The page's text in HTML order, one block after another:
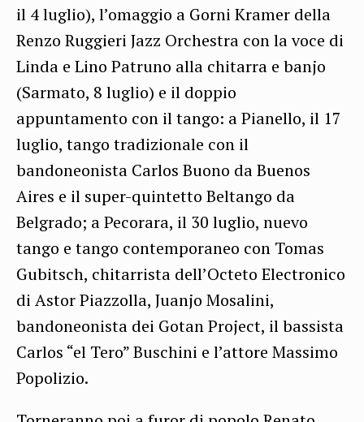
il 4 luglio), l’omaggio a Gorni Kramer della
Renzo Ruggieri Jazz Orchestra con la voce di
Linda e Lino Patruno alla chitarra e banjo
(Sarmato, 8 luglio) e il doppio
appuntamento con il tango: a Pianello, il 17
luglio, tango tradizionale con il
bandoneonista Carlos Buono da Buenos
Aires e il super-quintetto Beltango da
Belgrado; a Pecorara, il 30 luglio, nuevo
tango e tango contemporaneo con Tomas
Gubitsch, chitarrista dell’Octeto Electronico
di Astor Piazzolla, Juanjo Mosalini,
bandoneonista dei Gotan Project, il bassista
Carlos “el Tero” Buschini e l’attore Massimo
Popolizio.